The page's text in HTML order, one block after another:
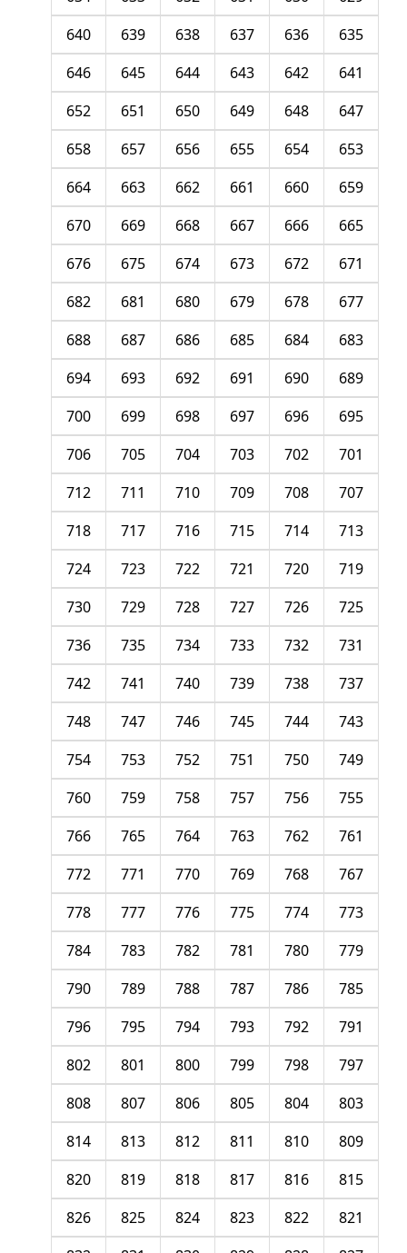
635
636
637
638
639
640
641
642
643
644
645
646
647
648
649
650
651
652
653
654
655
656
657
658
659
660
661
662
663
664
665
666
667
668
669
670
671
672
673
674
675
676
677
678
679
680
681
682
683
684
685
686
687
688
689
690
691
692
693
694
695
696
697
698
699
700
701
702
703
704
705
706
707
708
709
710
711
712
713
714
715
716
717
718
719
720
721
722
723
724
725
726
727
728
729
730
731
732
733
734
735
736
737
738
739
740
741
742
743
744
745
746
747
748
749
750
751
752
753
754
755
756
757
758
759
760
761
762
763
764
765
766
767
768
769
770
771
772
773
774
775
776
777
778
779
780
781
782
783
784
785
786
787
788
789
790
791
792
793
794
795
796
797
798
799
800
801
802
803
804
805
806
807
808
809
810
811
812
813
814
815
816
817
818
819
820
821
822
823
824
825
826